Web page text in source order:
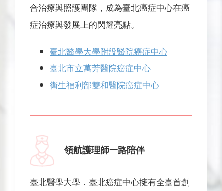
合治療與照護團隊，成為臺北癌症中心在癌
症治療與發展上的閃耀亮點。
臺北醫學大學附設醫院癌症中心
臺北市立萬芳醫院癌症中心
衛生福利部雙和醫院癌症中心
領航護理師一路陪伴
臺北醫學大學．臺北癌症中心擁有全臺首創